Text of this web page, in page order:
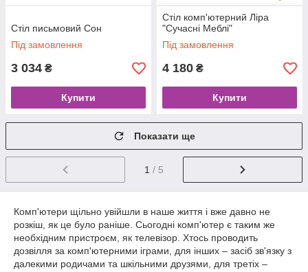
Стiл письмовий Сон
Під замовлення
3 034 ₴
Купити
Стіл комп'ютерний Ліра
"Сучасні Меблі"
Під замовлення
4 180 ₴
Купити
Показати ще
1 / 5
Комп'ютери щільно увійшли в наше життя і вже давно не
розкіш, як це було раніше. Сьогодні комп'ютер є таким же
необхідним пристроєм, як телевізор. Хтось проводить
дозвілля за комп'ютерними іграми, для інших – засіб зв'язку з
далекими родичами та шкільними друзями, для третіх –